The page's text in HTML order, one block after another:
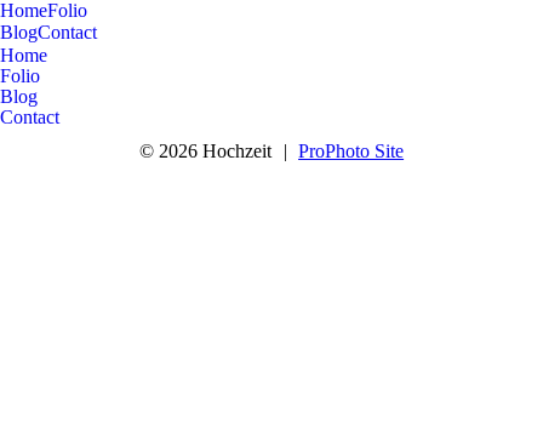
HomeFolio
BlogContact
Home
Folio
Blog
Contact
© 2026 Hochzeit
| ProPhoto Site